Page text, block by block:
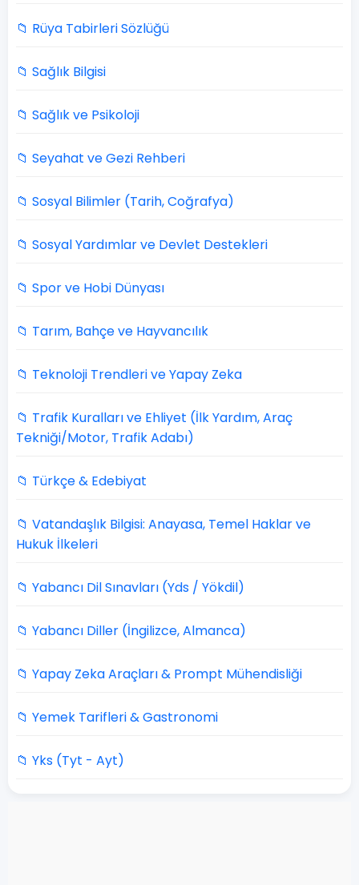
📁 Rüya Tabirleri Sözlüğü
📁 Sağlık Bilgisi
📁 Sağlık ve Psikoloji
📁 Seyahat ve Gezi Rehberi
📁 Sosyal Bilimler (Tarih, Coğrafya)
📁 Sosyal Yardımlar ve Devlet Destekleri
📁 Spor ve Hobi Dünyası
📁 Tarım, Bahçe ve Hayvancılık
📁 Teknoloji Trendleri ve Yapay Zeka
📁 Trafik Kuralları ve Ehliyet (İlk Yardım, Araç
Tekniği/Motor, Trafik Adabı)
📁 Türkçe & Edebiyat
📁 Vatandaşlık Bilgisi: Anayasa, Temel Haklar ve
Hukuk İlkeleri
📁 Yabancı Dil Sınavları (Yds / Yökdil)
📁 Yabancı Diller (İngilizce, Almanca)
📁 Yapay Zeka Araçları & Prompt Mühendisliği
📁 Yemek Tarifleri & Gastronomi
📁 Yks (Tyt - Ayt)